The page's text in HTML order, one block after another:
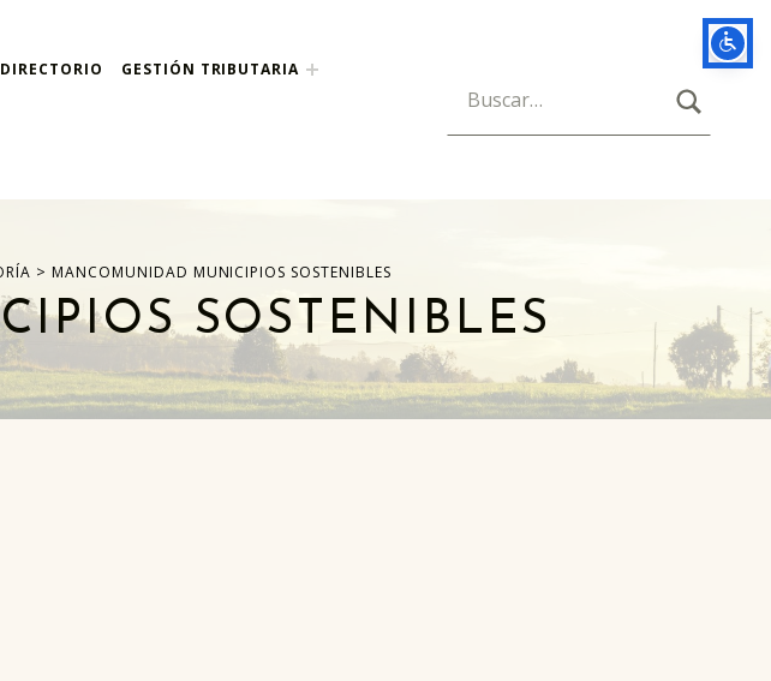
DIRECTORIO GESTIÓN TRIBUTARIA
Búsqueda para:
>MANCOMUNIDAD MUNICIPIOS SOSTENIBLES
SOSTENIBLES